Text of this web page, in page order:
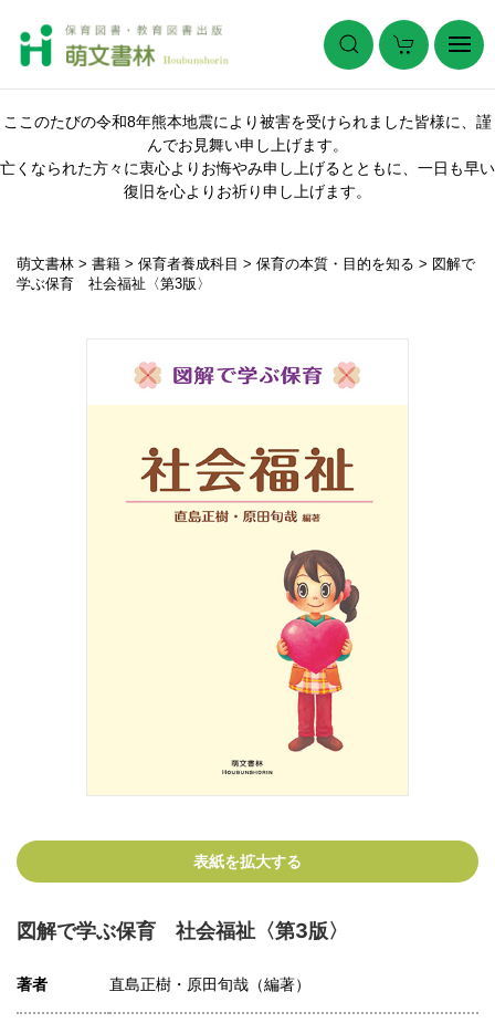
ここのたびの令和8年熊本地震により被害を受けられました皆様に、謹
んでお見舞い申し上げます。
亡くなられた方々に衷心よりお悔やみ申し上げるとともに、一日も早い
復旧を心よりお祈り申し上げます。
萌文書林 > 書籍 > 保育者養成科目 > 保育の本質・目的を知る > 図解で
学ぶ保育 社会福祉〈第3版〉
表紙を拡大する
図解で学ぶ保育 社会福祉〈第3版〉
著者 直島正樹・原田旬哉（編著）